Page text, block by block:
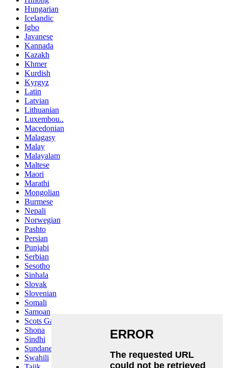
Hungarian
Icelandic
Igbo
Javanese
Kannada
Kazakh
Khmer
Kurdish
Kyrgyz
Latin
Latvian
Lithuanian
Luxembou..
Macedonian
Malagasy
Malay
Malayalam
Maltese
Maori
Marathi
Mongolian
Burmese
Nepali
Norwegian
Pashto
Persian
Punjabi
Serbian
Sesotho
Sinhala
Slovak
Slovenian
Somali
Samoan
Scots Gaelic
Shona
Sindhi
Sundanese
Swahili